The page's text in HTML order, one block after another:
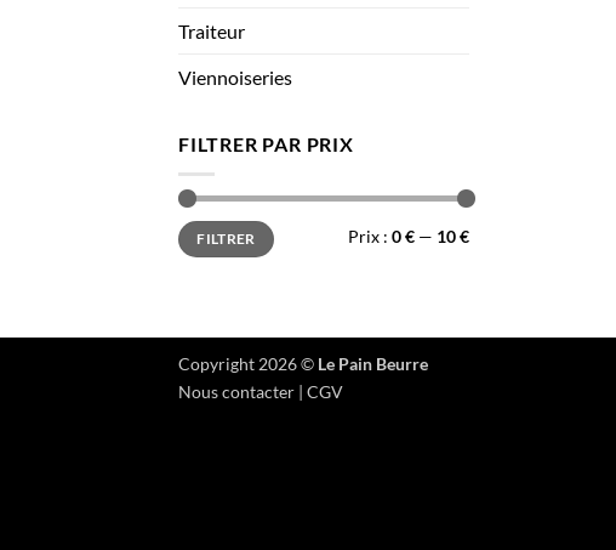
Traiteur
Viennoiseries
FILTRER PAR PRIX
Prix
min
Prix
maxFILTRER Prix : 0 € — 10 €
Copyright 2026 © Le Pain Beurre
Nous contacter | CGV